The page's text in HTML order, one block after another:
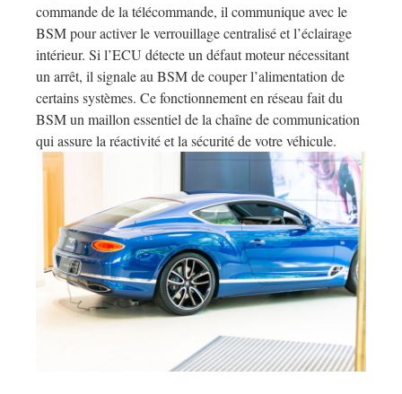
commande de la télécommande, il communique avec le
BSM pour activer le verrouillage centralisé et l’éclairage
intérieur. Si l’ECU détecte un défaut moteur nécessitant
un arrêt, il signale au BSM de couper l’alimentation de
certains systèmes. Ce fonctionnement en réseau fait du
BSM un maillon essentiel de la chaîne de communication
qui assure la réactivité et la sécurité de votre véhicule.